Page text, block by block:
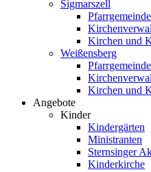
Sigmarszell
Kirchen und
Weißensberg
Kirchen und
Angebote
Kinder
Kindergärten
Ministranten
Sternsinger
Kinderkirche